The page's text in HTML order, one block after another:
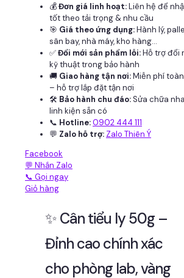
💰Đơn giá linh hoạt:Liên hệ để
tốt theo tải trọng & nhu cầu
🎯 Giá theo ứng dụng:Hành lý,
sân bay, nhà máy, kho hàng...
✅Đổi mới sản phẩm lỗi:Hỗ trợ đổi
kỹ thuật trong bảo hành
🚚 Giao hàng tận nơi:Miễn phí
– hỗ trợ lắp đặt tận nơi
🛠 Bảo hành chu đáo:Sửa chữa
linh kiện sẵn có
📞 Hotline:0902 444 111
💬 Zalo hỗ trợ: Zalo Thiên Ý
Facebook
💬 Nhắn Zalo
📞 Gọi ngay
Giỏ hàng
✨ Cân tiểu ly 50g –
Đỉnh cao chính xác
cho phòng lab, vàng